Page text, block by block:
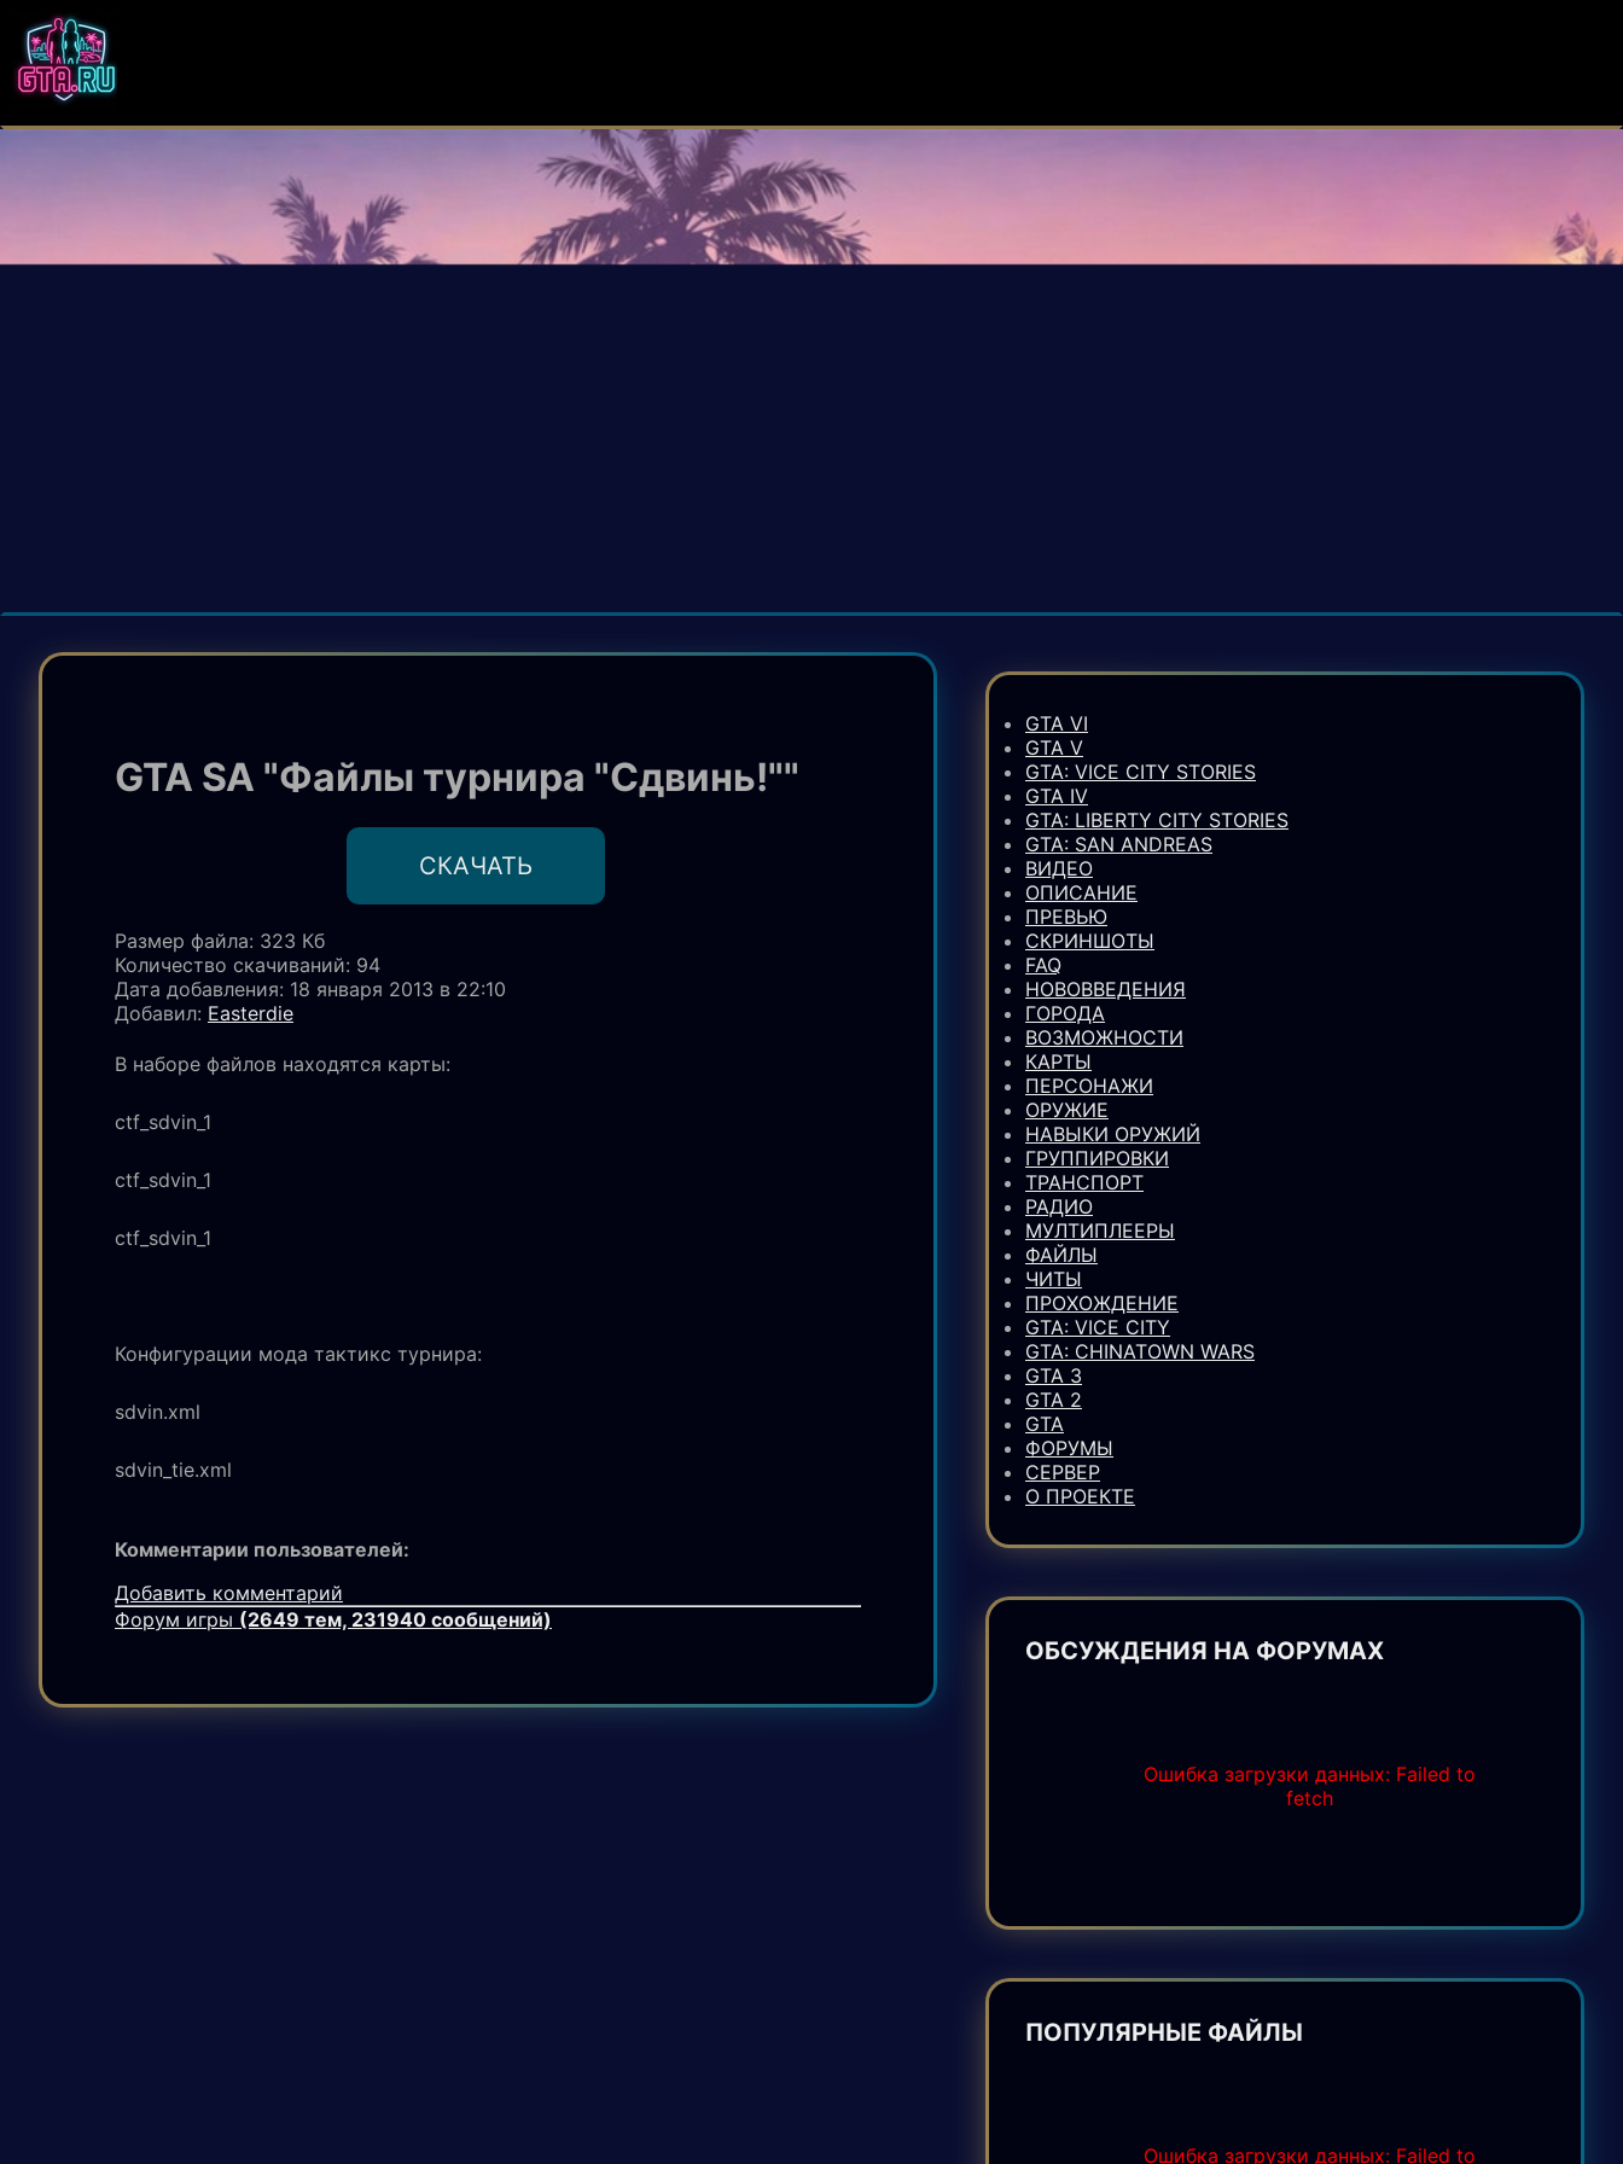
GTA SA "Файлы турнира "Сдвинь!""
CКАЧАТЬ
Размер файла: 323 Кб
Количество скачиваний: 94
Дата добавления: 18 января 2013 в 22:10
Добавил: Easterdie
В наборе файлов находятся карты:
ctf_sdvin_1
ctf_sdvin_1
ctf_sdvin_1
Конфигурации мода тактикс турнира:
sdvin.xml
sdvin_tie.xml
Комментарии пользователей:
Добавить комментарий
Форум игры (2649 тем, 231940 сообщений)
GTA VI
GTA V
GTA: VICE CITY STORIES
GTA IV
GTA: LIBERTY CITY STORIES
GTA: SAN ANDREAS
ВИДЕО
ОПИСАНИЕ
ПРЕВЬЮ
СКРИНШОТЫ
FAQ
НОВОВВЕДЕНИЯ
ГОРОДА
ВОЗМОЖНОСТИ
КАРТЫ
ПЕРСОНАЖИ
ОРУЖИЕ
НАВЫКИ ОРУЖИЙ
ГРУППИРОВКИ
ТРАНСПОРТ
РАДИО
МУЛТИПЛЕЕРЫ
ФАЙЛЫ
ЧИТЫ
ПРОХОЖДЕНИЕ
GTA: VICE CITY
GTA: CHINATOWN WARS
GTA 3
GTA 2
GTA
ФОРУМЫ
СЕРВЕР
О ПРОЕКТЕ
ОБСУЖДЕНИЯ НА ФОРУМАХ
Ошибка загрузки данных: Failed to
fetch
ПОПУЛЯРНЫЕ ФАЙЛЫ
Ошибка загрузки данных: Failed to